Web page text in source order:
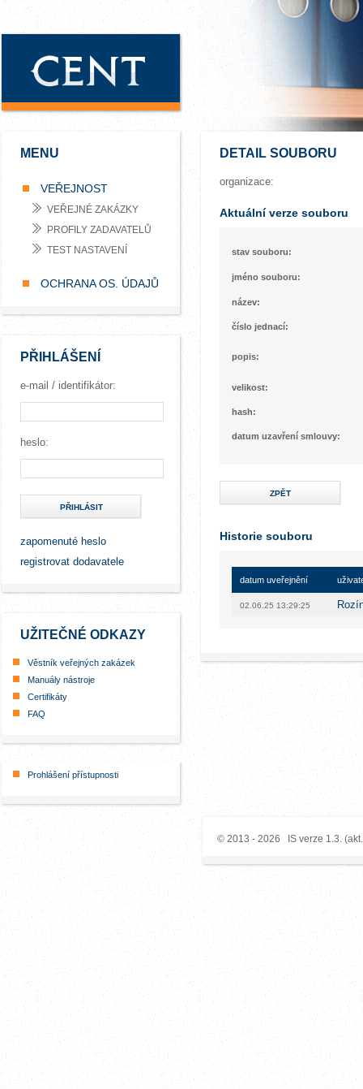
MENU
VEŘEJNOST
VEŘEJNÉ ZAKÁZKY
PROFILY ZADAVATELŮ
TEST NASTAVENÍ
OCHRANA OS. ÚDAJŮ
PŘIHLÁŠENÍ
e-mail / identifikátor:
heslo:
PŘIHLÁSIT
zapomenuté heslo
registrovat dodavatele
UŽITEČNÉ ODKAZY
Věstník veřejných zakázek
Manuály nástroje
Certifikáty
FAQ
Prohlášení přístupnosti
DETAIL SOUBORU
organizace:
Aktuální verze souboru
stav souboru:
jméno souboru:
název:
číslo jednací:
popis:
velikost:
hash:
datum uzavření smlouvy:
ZPĚT
Historie souboru
datum uveřejnění
02.06.25 13:29:25
© 2013 - 2026 IS verze 1.3.